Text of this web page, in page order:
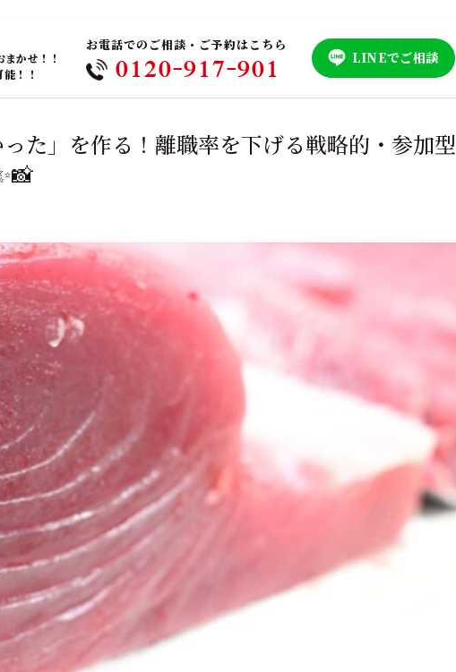
かせ！！
！！
お電話でのご相談・ご予約はこちら
0120-917-901 LINEでご相談
た」を作る！離職率を下げる戦略的・参加型